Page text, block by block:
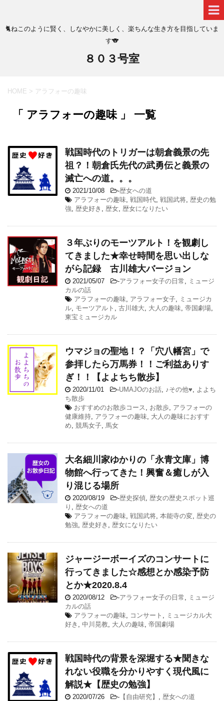
🐈ねこのように賢く、しなやかに美しく、楽ちんな生き方を目指していま
す🐨
８０３号室
HOME > アラフォーの趣味
「 アラフォーの趣味 」 一覧
戦国時代のトリガーは朝倉義景の先
祖？！朝倉氏先代の武勇伝と義景の
滅亡への道。。。
2021/10/08 -歴女への道
アラフォーの趣味 戦国時代 戦国武将 歴史の勉
強
歴史好き 歴女 歴女になりたい
３年ぶりのモーツアルト！を観劇し
てきました★幸せ時間を思い出しな
がら記録 古川雄大バージョン
2021/05/07 -アラフォー女子の日常
ミュージ
カルの話
アラフォーの趣味
アラフォー女子
ミュージカ
ル モーツアルト 古川雄大 大人の趣味 帝国劇場
東宝ミュージカル
ウマジョの聖地！？「穴八幡宮」で
参拝したら万馬券！！ご利益ありす
ぎ！！【よよちち散歩】
2020/11/01 -UMAJOのお話 ♪その他♥
よよち
ち散歩
おすすめのお散歩コース
お散歩 アラフォーの
健康維持 アラフォーの趣味
大人の趣味におすす
め 競馬女子 馬女
大名細川家ゆかりの「永青文庫」博
物館へ行ってきた！興奮＆癒しが入
り混じる場所
2020/08/19 -歴史探偵 歴女の歴史スポット巡
り
歴女への道
アラフォーの趣味 戦国武将 本能寺の変 歴史の
勉強
歴史好き 歴女になりたい
ジャージーボーイズのコンサートに
行ってきました☆感想とか感染予防
とか★2020.8.4
2020/08/12 -アラフォー女子の日常
ミュージ
カルの話
アラフォーの趣味
コンサート
ミュージカル大
好き
中川晃教 大人の趣味 帝国劇場
戦国時代の背景を深堀する★聞きな
れない役職を分かりやすく現代風に
解説★【歴史の勉強】
2020/07/26 - 【自由研究】
歴女への道